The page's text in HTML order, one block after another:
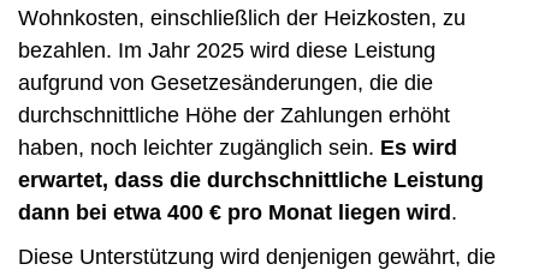
Wohnkosten, einschließlich der Heizkosten, zu
bezahlen. Im Jahr 2025 wird diese Leistung
aufgrund von Gesetzesänderungen, die die
durchschnittliche Höhe der Zahlungen erhöht
haben, noch leichter zugänglich sein. Es wird
erwartet, dass die durchschnittliche Leistung
dann bei etwa 400 € pro Monat liegen wird.
Diese Unterstützung wird denjenigen gewährt, die